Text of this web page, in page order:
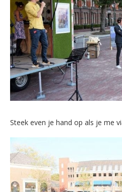
Steek even je hand op als je me